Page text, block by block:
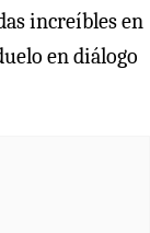
increíbles en
en diálogo